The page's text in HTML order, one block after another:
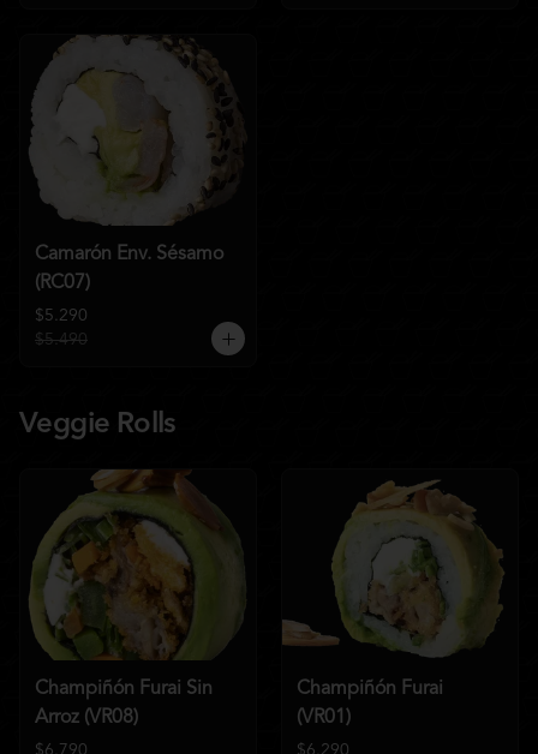
Camarón Env. Sésamo
(RC07)
$5.290
$5.490
Veggie Rolls
Champiñón Furai Sin
Arroz (VR08)
$6.790
Champiñón Furai
(VR01)
$6.290